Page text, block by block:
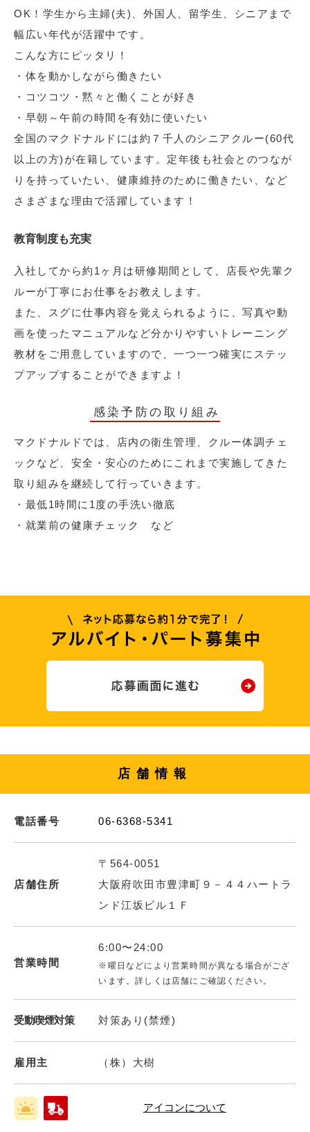
OK！学生から主婦(夫)、外国人、留学生、シニアまで
幅広い年代が活躍中です。
こんな方にピッタリ！
・体を動かしながら働きたい
・コツコツ・黙々と働くことが好き
・早朝～午前の時間を有効に使いたい
全国のマクドナルドには約７千人のシニアクルー(60代
以上の方)が在籍しています。定年後も社会とのつなが
りを持っていたい、健康維持のために働きたい、など
さまざまな理由で活躍しています！
教育制度も充実
入社してから約1ヶ月は研修期間として、店長や先輩ク
ルーが丁寧にお仕事をお教えします。
また、スグに仕事内容を覚えられるように、写真や動
画を使ったマニュアルなど分かりやすいトレーニング
教材をご用意していますので、一つ一つ確実にステッ
プアップすることができますよ！
感染予防の取り組み
マクドナルドでは、店内の衛生管理、クルー体調チェ
ックなど、安全・安心のためにこれまで実施してきた
取り組みを継続して行っていきます。
・最低1時間に1度の手洗い徹底
・就業前の健康チェック など
店舗情報
電話番号 06-6368-5341
店舗住所
〒564-0051
大阪府吹田市豊津町９－４４ハートラ
ンド江坂ビル１Ｆ
営業時間
6:00〜24:00
※曜日などにより営業時間が異なる場合がござ
います。詳しくは店舗にご確認ください。
受動喫煙対策 対策あり(禁煙)
雇用主 （株）大樹
アイコンについて